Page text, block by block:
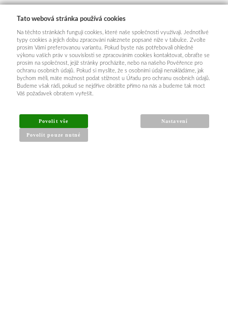
Tato webová stránka používá cookies
Na těchto stránkách fungují cookies, které naše společnosti využívají. Jednotlivé
typy cookies a jejich dobu zpracování naleznete popsané níže v tabulce. Zvolte
prosím Vámi preferovanou variantu. Pokud byste nás potřebovali ohledně
výkonu vašich práv v souvislosti se zpracováním cookies kontaktovat, obraťte se
prosím na společnost, jejíž stránky procházíte, nebo na našeho Pověřence pro
ochranu osobních údajů. Pokud si myslíte, že s osobními údaji nenakládáme, jak
bychom měli, máte možnost podat stížnost u Úřadu pro ochranu osobních údajů.
Budeme však rádi, pokud se nejdříve obrátíte přímo na nás a budeme tak moct
Váš požadavek obratem vyřešit.
Povolit vše
Povolit pouze nutné
Nastavení